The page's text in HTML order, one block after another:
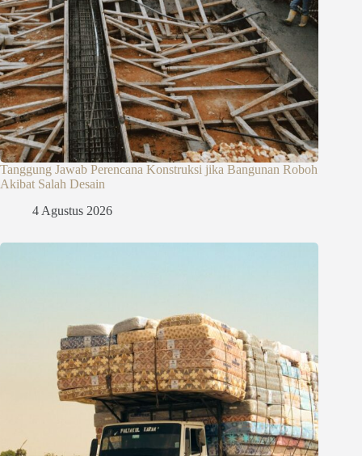
Tanggung Jawab Perencana Konstruksi jika Bangunan Roboh
Akibat Salah Desain
4 Agustus 2026